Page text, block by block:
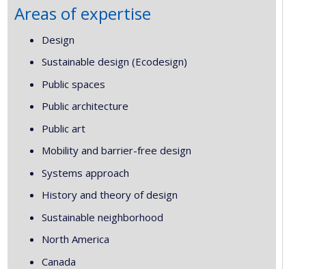
Areas of expertise
Design
Sustainable design (Ecodesign)
Public spaces
Public architecture
Public art
Mobility and barrier-free design
Systems approach
History and theory of design
Sustainable neighborhood
North America
Canada